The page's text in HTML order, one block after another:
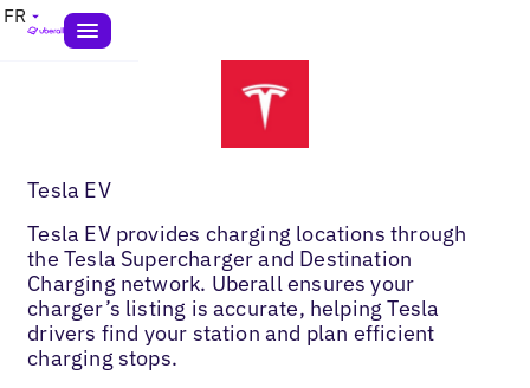
FR
Tesla EV
Tesla EV provides charging locations through
the Tesla Supercharger and Destination
Charging network. Uberall ensures your
charger’s listing is accurate, helping Tesla
drivers find your station and plan efficient
charging stops.